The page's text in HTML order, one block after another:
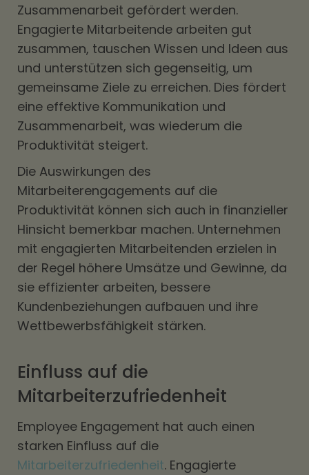
Zusammenarbeit gefördert werden.
Engagierte Mitarbeitende arbeiten gut
zusammen, tauschen Wissen und Ideen aus
und unterstützen sich gegenseitig, um
gemeinsame Ziele zu erreichen. Dies fördert
eine effektive Kommunikation und
Zusammenarbeit, was wiederum die
Produktivität steigert.
Die Auswirkungen des
Mitarbeiterengagements auf die
Produktivität können sich auch in finanzieller
Hinsicht bemerkbar machen. Unternehmen
mit engagierten Mitarbeitenden erzielen in
der Regel höhere Umsätze und Gewinne, da
sie effizienter arbeiten, bessere
Kundenbeziehungen aufbauen und ihre
Wettbewerbsfähigkeit stärken.
Einfluss auf die
Mitarbeiterzufriedenheit
Employee Engagement hat auch einen
starken Einfluss auf die
Mitarbeiterzufriedenheit. Engagierte